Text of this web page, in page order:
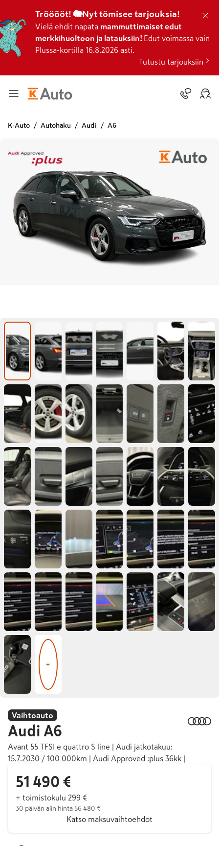
Trööööt! 🐘Nyt tömisee tarjouksia!
Vielä ehdit napata mammuttimaiset edut
merkkihuoltoon ja latauksiin! Edut voimassa vain
Plussa-kortilla 16.8.2026 asti.
Tutustu tarjouksiin
K-Auto Autohaku Audi A6
+
Vaihtoauto
Audi A6
Avant 55 TFSI e quattro S line | Audi jatkotakuu:
15.7.2030 / 100 000km | Audi Approved :plus 36kk |
51 490 €
+ toimistokulu 299 €
30 päivän alin hinta 56 480 €
Katso maksuvaihtoehdot